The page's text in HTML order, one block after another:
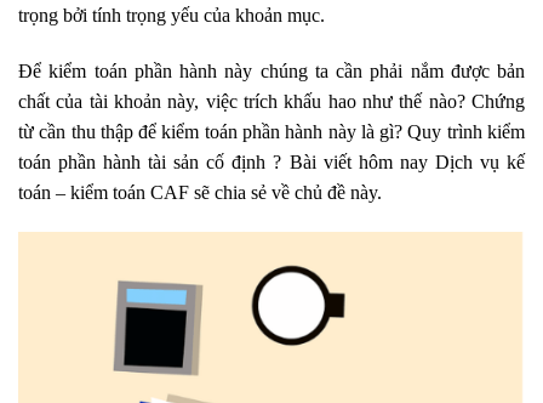
trọng bởi tính trọng yếu của khoản mục.
Để kiểm toán phần hành này chúng ta cần phải nắm được bản
chất của tài khoản này, việc trích khấu hao như thế nào? Chứng
từ cần thu thập để kiểm toán phần hành này là gì? Quy trình kiểm
toán phần hành tài sản cố định ? Bài viết hôm nay Dịch vụ kế
toán – kiểm toán CAF sẽ chia sẻ về chủ đề này.